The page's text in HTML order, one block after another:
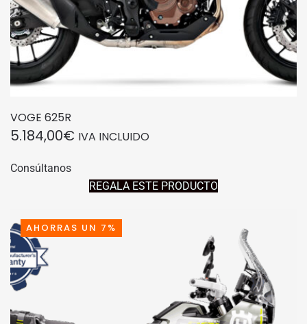
VOGE 625R
5.184,00€ IVA INCLUIDO
Consúltanos
REGALA ESTE PRODUCTO
AHORRAS UN 7%